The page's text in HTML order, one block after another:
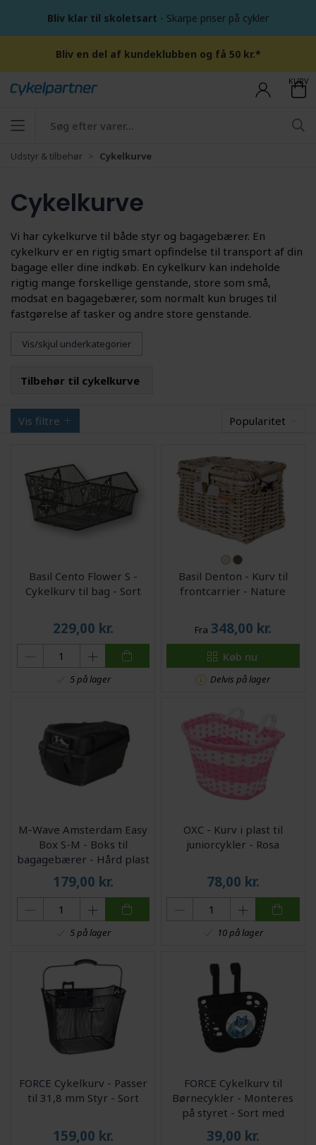
Bliv klar til skoletsart - Skarpe priser på cykler
Bliv en del af kundeklubben og få 50 kr.*
KURV
Udstyr & tilbehør Cykelkurve
Cykelkurve
Vi har cykelkurve til både styr og bagagebærer. En
cykelkurv er en rigtig smart opfindelse til transport af din
bagage eller dine indkøb. En cykelkurv kan indeholde
rigtig mange forskellige genstande, store som små,
modsat en bagagebærer, som normalt kun bruges til
fastgørelse af tasker og andre store genstande.
Vis/skjul underkategorier
Tilbehør til cykelkurve
Vis filtre Popularitet
Basil Cento Flower S -
Cykelkurv til bag - Sort
229,00 kr.
5 på lager
Basil Denton - Kurv til
frontcarrier - Nature
Fra 348,00 kr.
Køb nu
Delvis på lager
M-Wave Amsterdam Easy
Box S-M - Boks til
bagagebærer - Hård plast
- Sort - Str. 5 liter
179,00 kr.
5 på lager
OXC - Kurv i plast til
juniorcykler - Rosa
78,00 kr.
10 på lager
FORCE Cykelkurv - Passer
til 31,8 mm Styr - Sort
159,00 kr.
FORCE Cykelkurv til
Børnecykler - Monteres
på styret - Sort med
Motiv
39,00 kr.